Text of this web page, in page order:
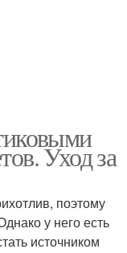
Уход за
поэтому
у него есть
источником